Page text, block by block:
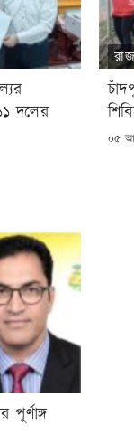
দলের
০৫